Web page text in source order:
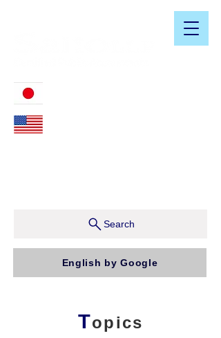
English by Google
Search
Topics